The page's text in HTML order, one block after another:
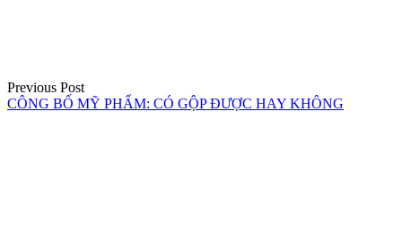
Previous Post
CÔNG BỐ MỸ PHẨM: CÓ GỘP ĐƯỢC HAY KHÔNG